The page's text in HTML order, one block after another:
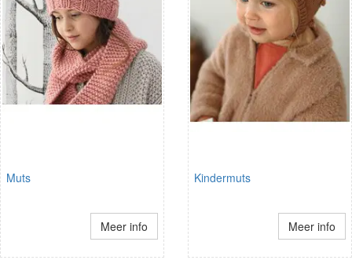
Muts
Meer info
Kindermuts
Meer info